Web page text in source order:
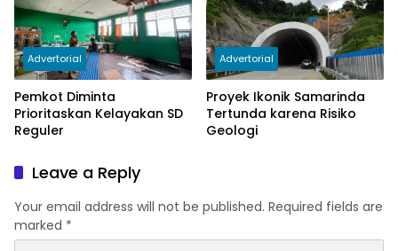
Advertorial
Pemkot Diminta
Prioritaskan Kelayakan SD
Reguler
Advertorial
Proyek Ikonik Samarinda
Tertunda karena Risiko
Geologi
Leave a Reply
Your email address will not be published. Required fields are
marked *